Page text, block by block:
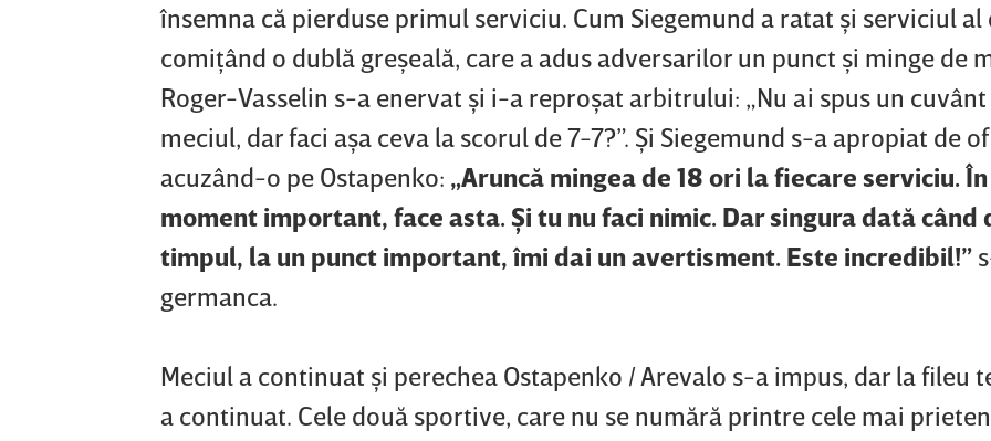
însemna că pierduse primul serviciu. Cum Siegemund a ratat şi serviciul al
comiţând o dublă greşeală, care a adus adversarilor un punct şi minge de
Roger-Vasselin s-a enervat şi i-a reproşat arbitrului: „Nu ai spus un
meciul, dar faci aşa ceva la scorul de 7-7?”. Şi Siegemund s-a apropiat de
acuzând-o pe Ostapenko: „Aruncă mingea de 18 ori la fiecare serviciu.
moment important, face asta. Şi tu nu faci nimic. Dar singura dată când
timpul, la un punct important, îmi dai un avertisment. Este incredibil!”
germanca.
Meciul a continuat şi perechea Ostapenko / Arevalo s-a impus, dar la fileu
a continuat. Cele două sportive, care nu se numără printre cele mai